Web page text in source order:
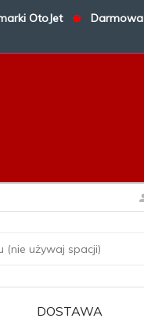
OtoJet ⊕ Darmowa
DOSTAWA